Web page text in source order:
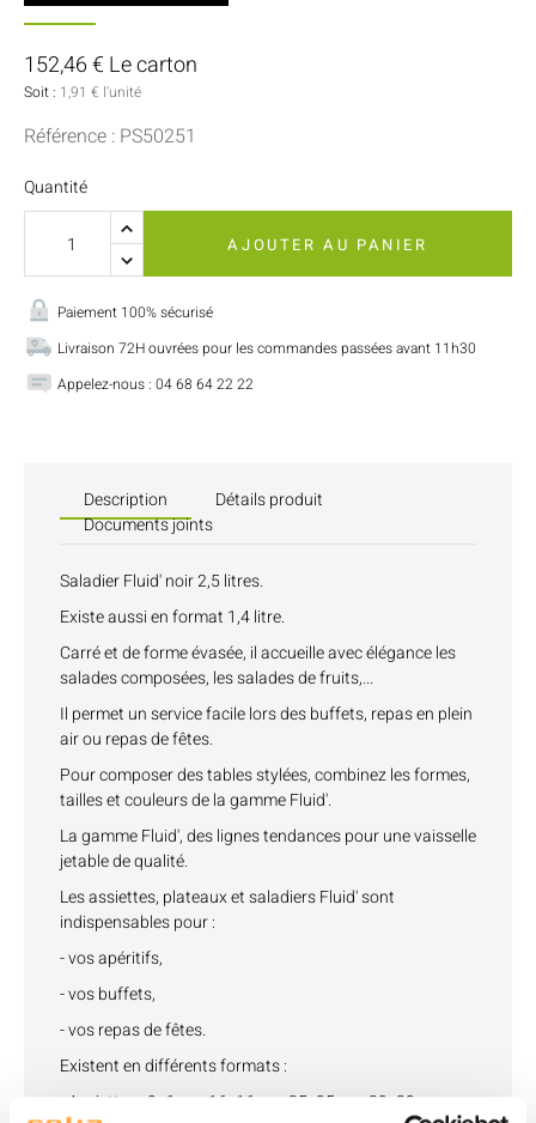
152,46 € Le carton
Soit : 1,91 € l'unité
Référence : PS50251
Quantité
AJOUTER AU PANIER
Paiement 100% sécurisé
Livraison 72H ouvrées pour les commandes passées avant 11h30
Appelez-nous : 04 68 64 22 22
Description
Détails produit
Documents joints
Saladier Fluid' noir 2,5 litres.
Existe aussi en format 1,4 litre.
Carré et de forme évasée, il accueille avec élégance les
salades composées, les salades de fruits,...
Il permet un service facile lors des buffets, repas en plein
air ou repas de fêtes.
Pour composer des tables stylées, combinez les formes,
tailles et couleurs de la gamme Fluid'.
La gamme Fluid', des lignes tendances pour une vaisselle
jetable de qualité.
Les assiettes, plateaux et saladiers Fluid' sont
indispensables pour :
- vos apéritifs,
- vos buffets,
- vos repas de fêtes.
Existent en différents formats :
- Assiettes : 9x6 cm, 16x16 cm, 25x25 cm, 29x39 cm.